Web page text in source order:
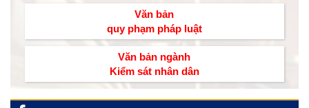
Văn bản
quy phạm pháp luật
Văn bản ngành
Kiểm sát nhân dân